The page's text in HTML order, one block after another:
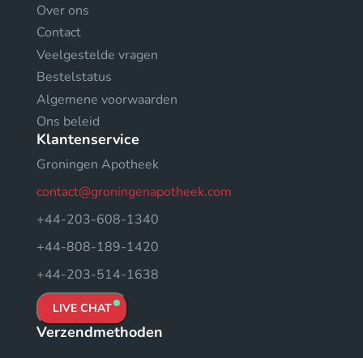
Over ons
Contact
Veelgestelde vragen
Bestelstatus
Algemene voorwaarden
Ons beleid
Klantenservice
Groningen Apotheek
contact@groningenapotheek.com
+44-203-608-1340
+44-808-189-1420
+44-203-514-1638
LIVE CHAT
Verzendmethoden